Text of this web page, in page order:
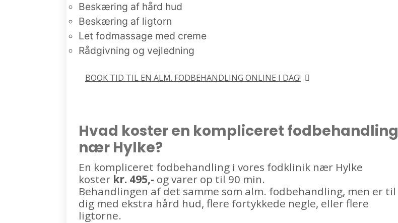
Beskæring af hård hud
Beskæring af ligtorn
Let fodmassage med creme
Rådgivning og vejledning
BOOK TID TIL EN ALM. FODBEHANDLING ONLINE I DAG!
Hvad koster en kompliceret fodbehandling
nær Hylke?
En kompliceret fodbehandling i vores fodklinik nær Hylke
koster kr. 495,- og varer op til 90 min.
Behandlingen af det samme som alm. fodbehandling, men er til
dig med ekstra hård hud, flere fortykkede negle, eller flere
ligtorne.